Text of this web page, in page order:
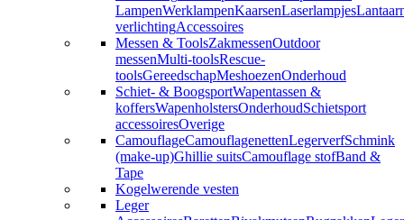
LampenWerklampenKaarsenLaserlampjes
verlichtingAccessoires
Messen & ToolsZakmessenOutdoor
messenMulti-toolsRescue-
toolsGereedschapMeshoezenOnderhoud
Schiet- & BoogsportWapentassen &
koffersWapenholstersOnderhoudSchietsport
accessoiresOverige
CamouflageCamouflagenettenLegerverfSchmink
(make-up)Ghillie suitsCamouflage stofBand &
Tape
Kogelwerende vesten
Leger